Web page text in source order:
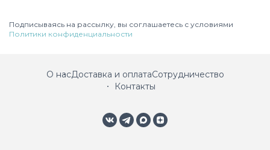
Подписываясь на рассылку, вы соглашаетесь с условиями
Политики конфиденциальности
О насДоставка и оплатаСотрудничество
Контакты